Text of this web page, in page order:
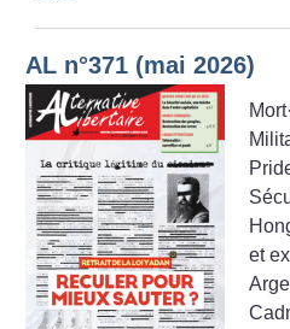
AL n°371 (mai 2026)
Mort
et